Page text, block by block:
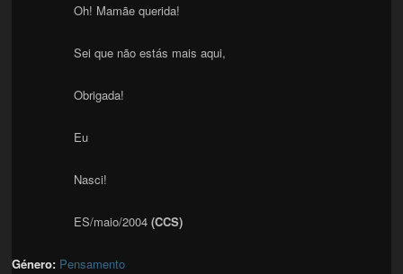
Oh! Mamãe querida!
Sei que não estás mais aqui,
Obrigada!
Eu
Nasci!
ES/maio/2004 (CCS)
Género: Pensamento